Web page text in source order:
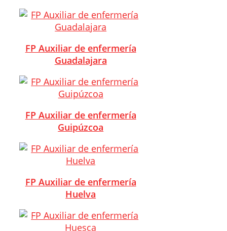
FP Auxiliar de enfermería
Guadalajara
FP Auxiliar de enfermería
Guipúzcoa
FP Auxiliar de enfermería
Huelva